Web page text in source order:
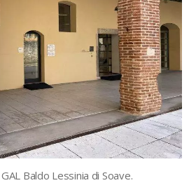
Baldo Lessinia di Soave.